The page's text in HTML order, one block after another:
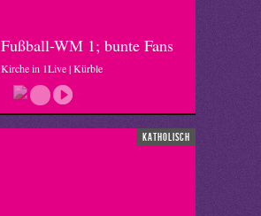
Fußball-WM 1; bunte Fans
Kirche in 1Live | Kürble
katholisch